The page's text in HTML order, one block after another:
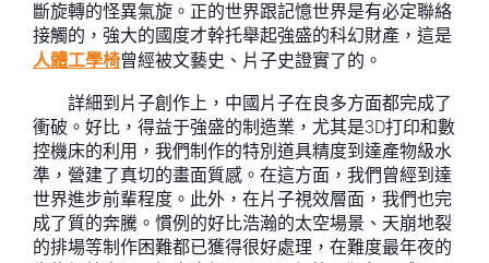
斷旋轉的怪異氣旋。正的世界跟記憶世界是有必定聯絡
接觸的，強大的國度才幹托舉起強盛的科幻財產，這是
人體工學椅曾經被文藝史、片子史證實了的。
詳細到片子創作上，中國片子在良多方面都完成了
衝破。好比，得益于強盛的制造業，尤其是3D打印和數
控機床的利用，我們制作的特別道具精度到達產物級水
準，營建了真切的畫面質感。在這方面，我們曾經到達
世界進步前輩程度。此外，在片子視效層面，我們也完
成了質的奔騰。慣例的好比浩瀚的太空場景、天崩地裂
的排場等制作困難都已獲得很好處理，在難度最年夜的